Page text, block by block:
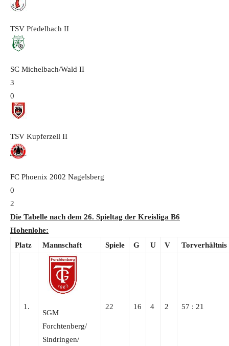
TSV Pfedelbach II
SC Michelbach/Wald II
3
0
TSV Kupferzell II
FC Phoenix 2002 Nagelsberg
0
2
Die Tabelle nach dem 26. Spieltag der Kreisliga B6
Hohenlohe:
Platz
Mannschaft Spiele G U V Torverhältnis
1.
SGM
Forchtenberg/​
Sindringen/​
22 16 4 2 57 : 21